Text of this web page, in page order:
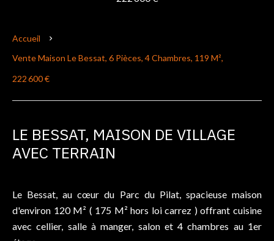
Accueil
Vente Maison Le Bessat, 6 Pièces, 4 Chambres, 119 M²,
222 600 €
LE BESSAT, MAISON DE VILLAGE
AVEC TERRAIN
Le Bessat, au cœur du Parc du Pilat, spacieuse maison
d'environ 120 M² ( 175 M² hors loi carrez ) offrant cuisine
avec cellier, salle à manger, salon et 4 chambres au 1er